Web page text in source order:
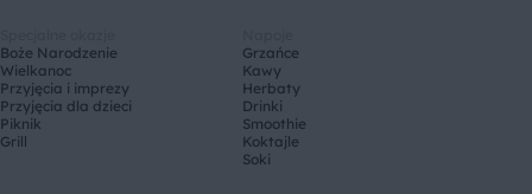
Boże Narodzenie
Wielkanoc
Przyjęcia i imprezy
Przyjęcia dla dzieci
Piknik
Grill
Grzańce
Kawy
Herbaty
Drinki
Smoothie
Koktajle
Soki